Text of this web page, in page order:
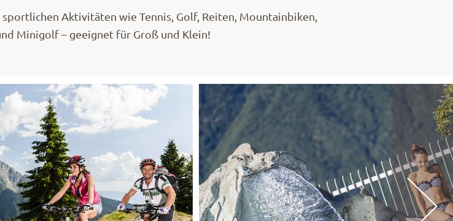
Aktivitäten wie Tennis, Golf, Reiten, Mountainbiken,
Minigolf – geeignet für Groß und Klein!